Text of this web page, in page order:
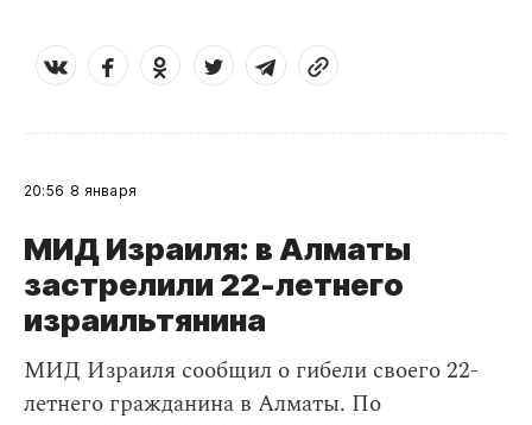
20:56 8 января
МИД Израиля: в Алматы
застрелили 22-летнего
израильтянина
МИД Израиля сообщил о гибели своего 22-
летнего гражданина в Алматы. По